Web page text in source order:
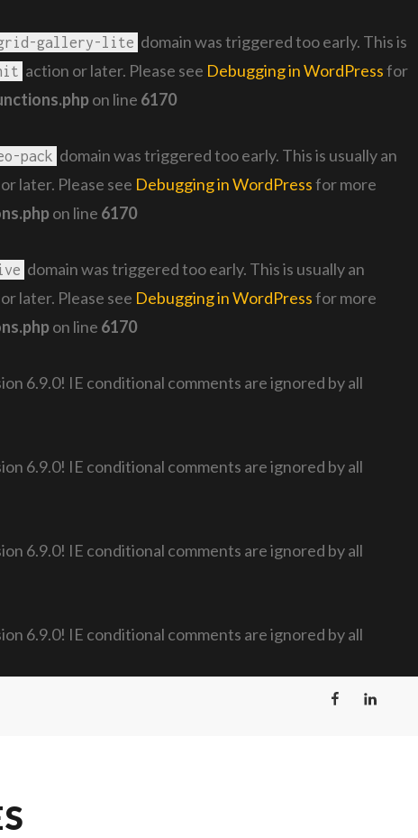
gallery-lite domain was triggered too early. This is
action or later. Please see Debugging in WordPressfor
on line 6170
pack domain was triggered too early. This is usually an
later. Please see Debugging in WordPressfor more
on line 6170
domain was triggered too early. This is usually an
later. Please see Debugging in WordPressfor more
on line 6170
6.9.0! IE conditional comments are ignored by all
6.9.0! IE conditional comments are ignored by all
6.9.0! IE conditional comments are ignored by all
6.9.0! IE conditional comments are ignored by all
FacebookLinkedIn